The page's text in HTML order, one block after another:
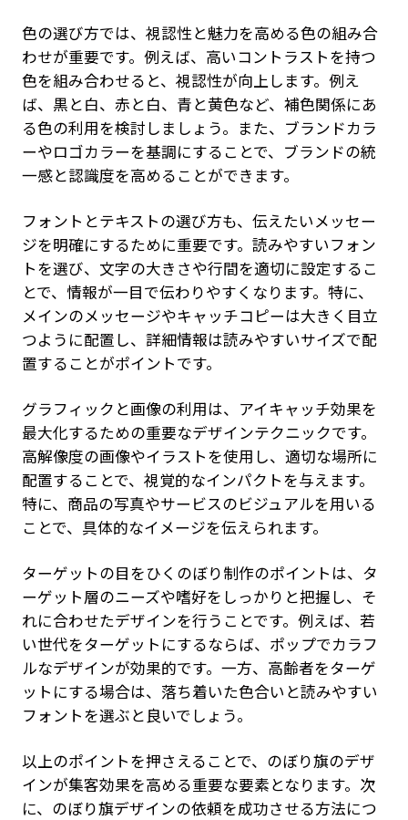
色の選び方では、視認性と魅力を高める色の組み合
わせが重要です。例えば、高いコントラストを持つ
色を組み合わせると、視認性が向上します。例え
ば、黒と白、赤と白、青と黄色など、補色関係にあ
る色の利用を検討しましょう。また、ブランドカラ
ーやロゴカラーを基調にすることで、ブランドの統
一感と認識度を高めることができます。
フォントとテキストの選び方も、伝えたいメッセー
ジを明確にするために重要です。読みやすいフォン
トを選び、文字の大きさや行間を適切に設定するこ
とで、情報が一目で伝わりやすくなります。特に、
メインのメッセージやキャッチコピーは大きく目立
つように配置し、詳細情報は読みやすいサイズで配
置することがポイントです。
グラフィックと画像の利用は、アイキャッチ効果を
最大化するための重要なデザインテクニックです。
高解像度の画像やイラストを使用し、適切な場所に
配置することで、視覚的なインパクトを与えます。
特に、商品の写真やサービスのビジュアルを用いる
ことで、具体的なイメージを伝えられます。
ターゲットの目をひくのぼり制作のポイントは、タ
ーゲット層のニーズや嗜好をしっかりと把握し、そ
れに合わせたデザインを行うことです。例えば、若
い世代をターゲットにするならば、ポップでカラフ
ルなデザインが効果的です。一方、高齢者をターゲ
ットにする場合は、落ち着いた色合いと読みやすい
フォントを選ぶと良いでしょう。
以上のポイントを押さえることで、のぼり旗のデザ
インが集客効果を高める重要な要素となります。次
に、のぼり旗デザインの依頼を成功させる方法につ